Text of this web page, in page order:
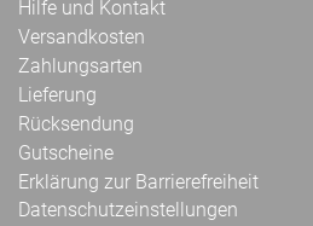
Hilfe und Kontakt
Versandkosten
Zahlungsarten
Lieferung
Rücksendung
Gutscheine
Erklärung zur Barrierefreiheit
Datenschutzeinstellungen